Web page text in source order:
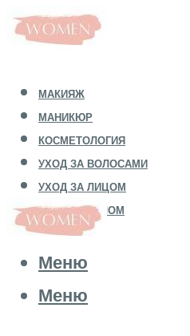
МАКИЯЖ
МАНИКЮР
КОСМЕТОЛОГИЯ
УХОД ЗА ВОЛОСАМИ
УХОД ЗА ЛИЦОМ
УХОД ЗА ТЕЛОМ
Меню
Меню